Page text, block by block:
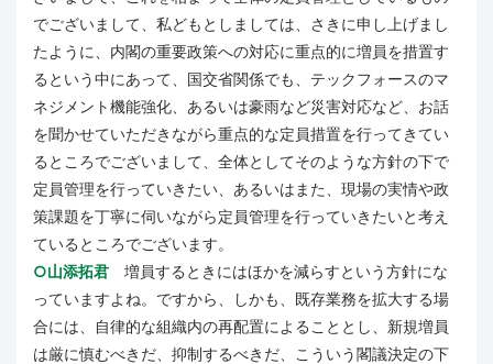
でございまして、私どもとしましては、さきに申し上げまし
たように、内閣の重要政策への対応に重点的に増員を措置す
るという中にあって、国交省関係でも、テックフォースのマ
ネジメント機能強化、あるいは豪雨など災害対応など、お話
を聞かせていただきながら重点的な定員措置を行ってきてい
るところでございまして、全体としてそのような方針の下で
定員管理を行っていきたい、あるいはまた、現場の実情や政
策課題を丁寧に伺いながら定員管理を行っていきたいと考え
ているところでございます。
○山添拓君 増員するときにはほかを減らすという方針にな
っていますよね。ですから、しかも、既存業務を拡大する場
合には、自律的な組織内の再配置によることとし、新規増員
は厳に慎むべきだ、抑制するべきだ、こういう閣議決定の下